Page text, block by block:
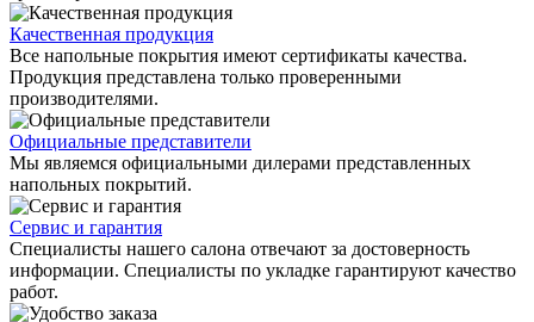
Качественная продукция
Все напольные покрытия имеют сертификаты качества.
Продукция представлена только проверенными
производителями.
Официальные представители
Мы являемся официальными дилерами представленных
напольных покрытий.
Сервис и гарантия
Специалисты нашего салона отвечают за достоверность
информации. Специалисты по укладке гарантируют качество
работ.